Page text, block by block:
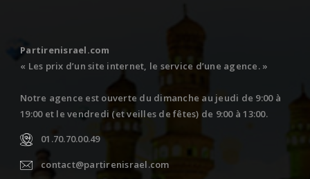
Partirenisrael.com
« Les prix d’un site internet, le service d’une agence. »
Notre agence est ouverte du dimanche au jeudi de 9:00 à
19:00 et le vendredi (et veilles de fêtes) de 9:00 à 13:00.
01.70.70.00.49
contact@partirenisrael.com